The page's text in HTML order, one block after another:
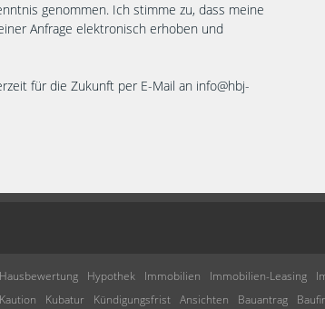
genommen. Ich stimme zu, dass meine
Anfrage elektronisch erhoben und
für die Zukunft per E-Mail an info@hbj-
Hausbewertung Hypothek Immobilien Immobilien-Leasing
Kaution Kubatur Kündigungsfrist Ansichten Bauantrag